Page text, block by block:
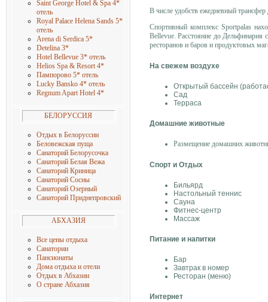
Saint George Hotel & Spa 4*
отель
Royal Palace Helena Sands 5*
отель
Arena di Serdica 5*
Detelina 3*
Hotel Bellevue 3* отель
Helios Spa & Resort 4*
Пампорово 5* отель
Lucky Bansko 4* отель
Regnum Apart Hotel 4*
БЕЛОРУССИЯ
Отдых в Белоруссии
Беловежская пуща
Санаторий Белорусочка
Санаторий Белая Вежа
Санаторий Криница
Санаторий Сосны
Санаторий Озерный
Санаторий Приднепровский
АБХАЗИЯ
Все цены отдыха
Санатории
Пансионаты
Дома отдыха и отели
Отдых в Абхазии
О стране Абхазия
В числе удобств ежедневный
Спортивный комплекс Sportpalas
Bellevue. Расстояние до Дельфинария
ресторанов и баров и продуктовых
На свежем воздухе
Открытый бассейн
Сад
Терраса
Домашние животные
Размещение домашних
Спорт и Отдых
Бильярд
Настольный теннис
Сауна
Фитнес-центр
Массаж
Питание и напитки
Бар
Завтрак в номер
Ресторан (меню)
Интернет